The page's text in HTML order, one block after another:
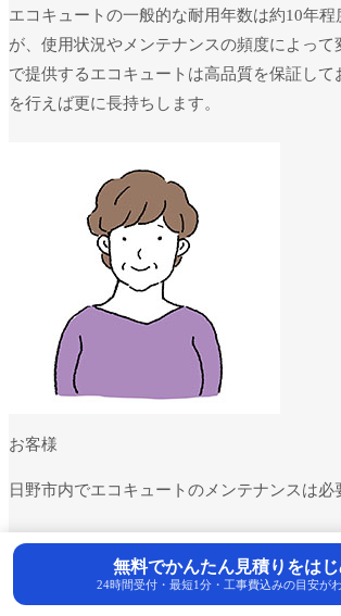
エコキュートの一般的な耐用年数は約10年程
が、使用状況やメンテナンスの頻度によって
で提供するエコキュートは高品質を保証して
を行えば更に長持ちします。
お客様
日野市内でエコキュートのメンテナンスは必
無料でかんたん見積りをは
24時間受付・最短1分・工事費込みの目安が